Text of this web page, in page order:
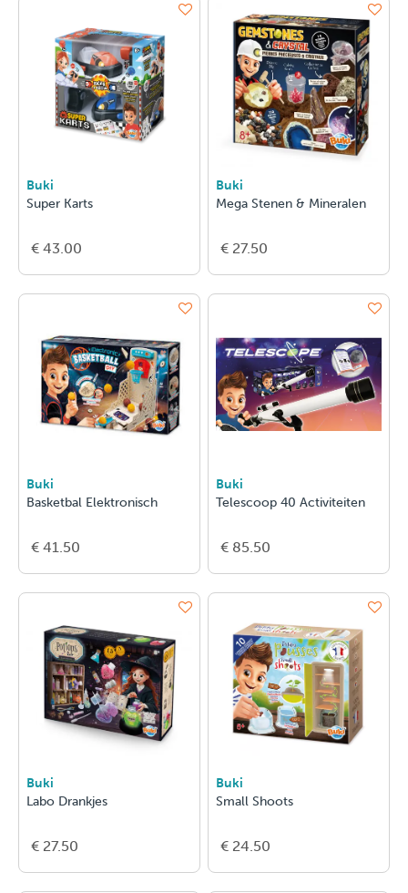
Buki
Super Karts
€ 43.00
Buki
Mega Stenen & Mineralen
€ 27.50
Buki
Basketbal Elektronisch
€ 41.50
Buki
Telescoop 40 Activiteiten
€ 85.50
Buki
Labo Drankjes
€ 27.50
Buki
Small Shoots
€ 24.50